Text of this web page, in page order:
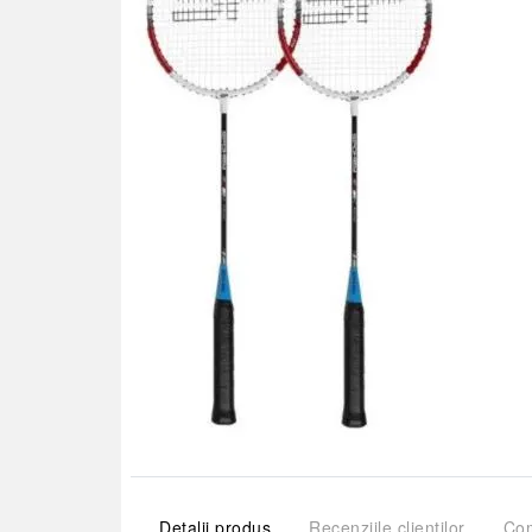
Detalii produs Recenziile clienților